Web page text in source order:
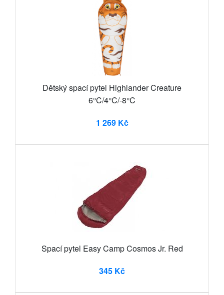
Dětský spací pytel Highlander Creature
6°C/4°C/-8°C
1 269 Kč
Spací pytel Easy Camp Cosmos Jr. Red
345 Kč